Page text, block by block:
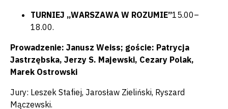
TURNIEJ „WARSZAWA W ROZUMIE”15.00–
18.00.
Prowadzenie: Janusz Weiss; goście: Patrycja
Jastrzębska, Jerzy S. Majewski, Cezary Polak,
Marek Ostrowski
Jury: Leszek Stafiej, Jarosław Zieliński, Ryszard
Mączewski.